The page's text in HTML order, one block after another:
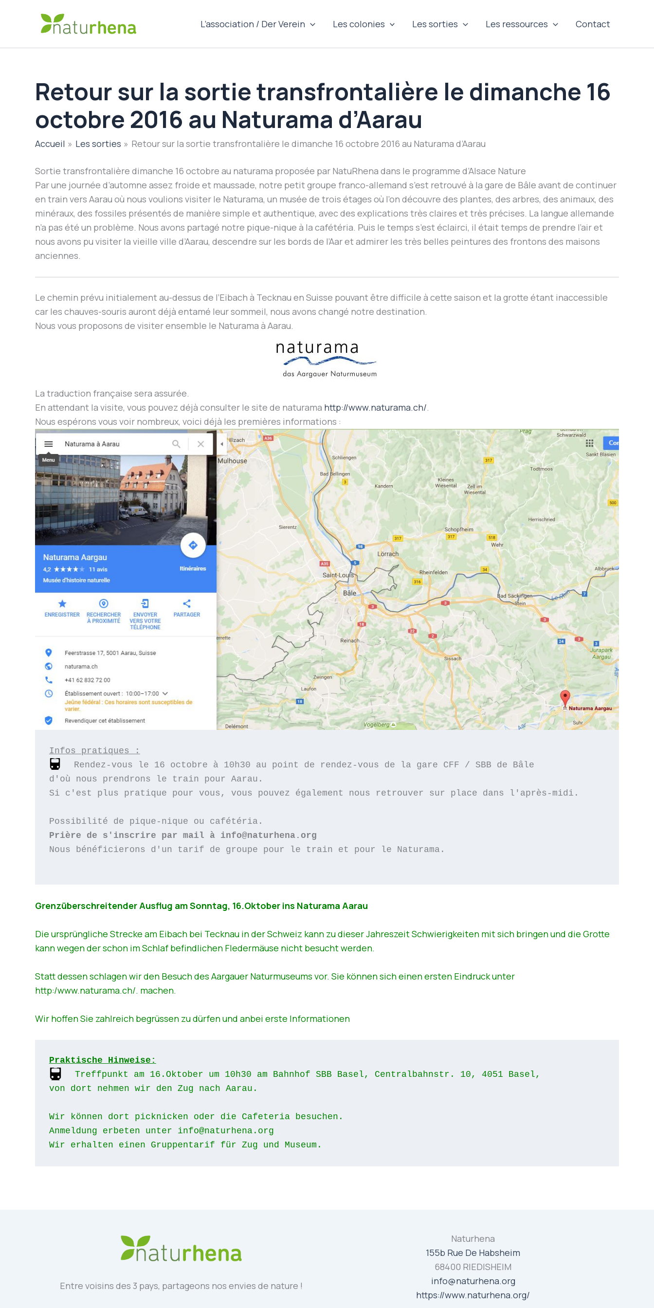
L’association / Der Verein Les colonies Les sorties Les ressources Contact
Retour sur la sortie transfrontalière le dimanche 16
octobre 2016 au Naturama d’Aarau
Accueil Les sorties Retour sur la sortie transfrontalière le dimanche 16 octobre 2016 au Naturama d’Aarau
Sortie transfrontalière dimanche 16 octobre au naturama proposée par NatuRhena dans le programme d’Alsace Nature
Par une journée d’automne assez froide et maussade, notre petit groupe franco-allemand s’est retrouvé à la gare de Bâle avant de continuer
en train vers Aarau où nous voulions visiter le Naturama, un musée de trois étages où l’on découvre des plantes, des arbres, des animaux, des
minéraux, des fossiles présentés de manière simple et authentique, avec des explications très claires et très précises. La langue allemande
n’a pas été un problème. Nous avons partagé notre pique-nique à la cafétéria. Puis le temps s’est éclairci, il était temps de prendre l’air et
nous avons pu visiter la vieille ville d’Aarau, descendre sur les bords de l’Aar et admirer les très belles peintures des frontons des maisons
anciennes.
Le chemin prévu initialement au-dessus de l’Eibach à Tecknau en Suisse pouvant être difficile à cette saison et la grotte étant inaccessible
car les chauves-souris auront déjà entamé leur sommeil, nous avons changé notre destination.
Nous vous proposons de visiter ensemble le Naturama à Aarau.
La traduction française sera assurée.
En attendant la visite, vous pouvez déjà consulter le site de naturama http://www.naturama.ch/.
Nous espérons vous voir nombreux, voici déjà les premières informations :
Infos pratiques :
Rendez-vous le 16 octobre à 10h30 au point de rendez-vous de la gare CFF / SBB de Bâle
d'où nous prendrons le train pour Aarau.
Si c'est plus pratique pour vous, vous pouvez également nous retrouver sur place dans l'après-midi.
Prière de s'inscrire par mail à info@naturhena.org
Nous bénéficierons d'un tarif de groupe pour le train et pour le Naturama.
Grenzüberschreitender Ausflug am Sonntag, 16.Oktober ins Naturama Aarau
Die ursprüngliche Strecke am Eibach bei Tecknau in der Schweiz kann zu dieser Jahreszeit Schwierigkeiten mit sich bringen und die Grotte
kann wegen der schon im Schlaf befindlichen Fledermäuse nicht besucht werden.
Statt dessen schlagen wir den Besuch des Aargauer Naturmuseums vor. Sie können sich einen ersten Eindruck unter
http:/www.naturama.ch/. machen.
Wir hoffen Sie zahlreich begrüssen zu dürfen und anbei erste Informationen
Praktische Hinweise:
Treffpunkt am 16.Oktober um 10h30 am Bahnhof SBB Basel, Centralbahnstr. 10, 4051 Basel,
von dort nehmen wir den Zug nach Aarau.
Wir können dort picknicken oder die Cafeteria besuchen.
Anmeldung erbeten unter info@naturhena.org
Wir erhalten einen Gruppentarif für Zug und Museum.
Entre voisins des 3 pays, partageons nos envies de nature !
Naturhena
155b Rue De Habsheim
68400 RIEDISHEIM
info@naturhena.org
https://www.naturhena.org/